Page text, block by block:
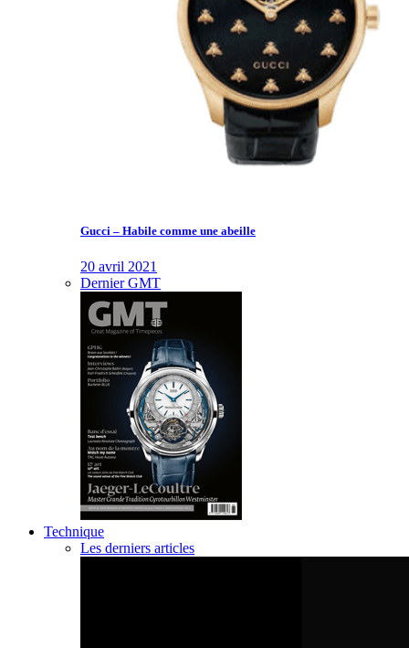
Gucci – Habile comme une abeille
20 avril 2021
Dernier GMT
Technique
Les derniers articles